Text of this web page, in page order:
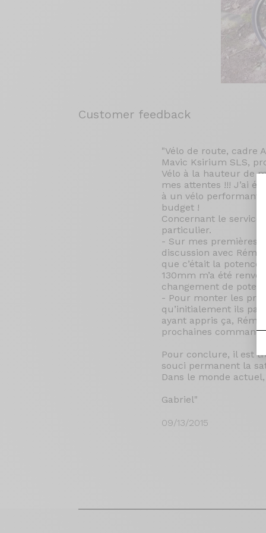
Customer feedback
"Vélo de route, cadre
Mavic Ksirium SLS,
Vélo à la hauteur de
mes attentes !!! J’ai
à un vélo performant
budget !
Concernant le
particulier.
- Sur mes premières
discussion avec
que c’était la
130mm m’a été
changement de
- Pour monter les
qu’initialement ils
ayant appris ça,
prochaines
Pour conclure, il est
souci permanent la
Dans le monde
Gabriel"
09/13/2015